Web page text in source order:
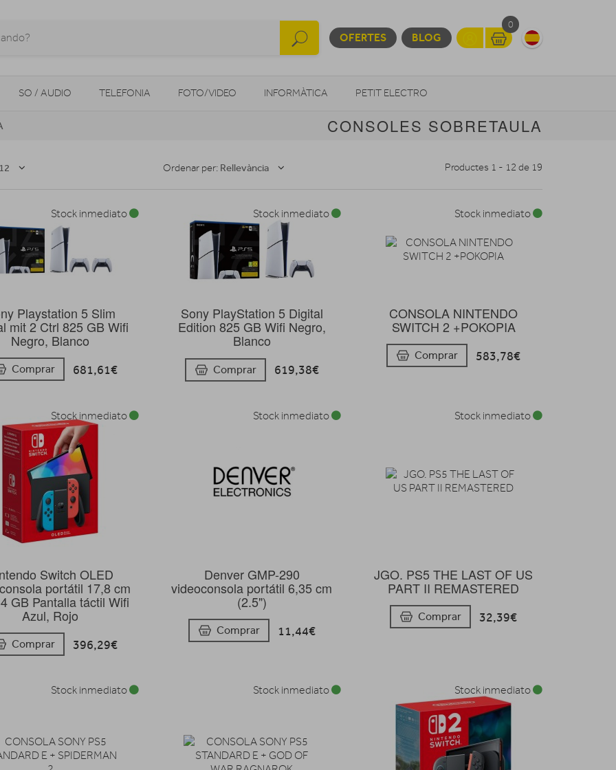
OFERTES BLOG
0
SO / AUDIO TELEFONIA FOTO/VIDEO INFORMÀTICA PETIT ELECTRO
MOBILITAT URBANA OTROS
CONSOLES SOBRETAULA
Ordenar per: Rellevància Productes 1 - 12 de 19
Playstation 5 Slim
mit 2 Ctrl 825 GB Wifi
Negro, Blanco
Comprar 681,61€
Stock inmediato
Sony PlayStation 5 Digital
Edition 825 GB Wifi Negro,
Blanco
Comprar 619,38€
Stock inmediato
CONSOLA NINTENDO
SWITCH 2 +POKOPIA
Comprar 583,78€
Stock inmediato
Switch OLED
portátil 17,8 cm
GB Pantalla táctil Wifi
Azul, Rojo
Comprar 396,29€
Stock inmediato
Denver GMP-290
videoconsola portátil 6,35 cm
(2.5")
Comprar 11,44€
Stock inmediato
JGO. PS5 THE LAST OF US
PART II REMASTERED
Comprar 32,39€
Stock inmediato
Stock inmediato Stock inmediato Stock inmediato